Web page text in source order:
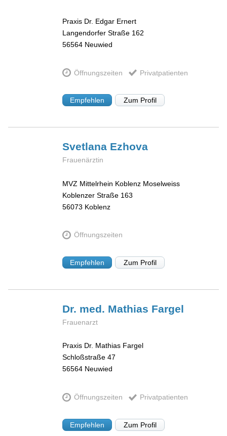
Praxis Dr. Edgar Ernert
Langendorfer Straße 162
56564 Neuwied
Öffnungszeiten Privatpatienten
Empfehlen Zum Profil
Svetlana Ezhova
Frauenärztin
MVZ Mittelrhein Koblenz Moselweiss
Koblenzer Straße 163
56073 Koblenz
Öffnungszeiten
Empfehlen Zum Profil
Dr. med. Mathias Fargel
Frauenarzt
Praxis Dr. Mathias Fargel
Schloßstraße 47
56564 Neuwied
Öffnungszeiten Privatpatienten
Empfehlen Zum Profil